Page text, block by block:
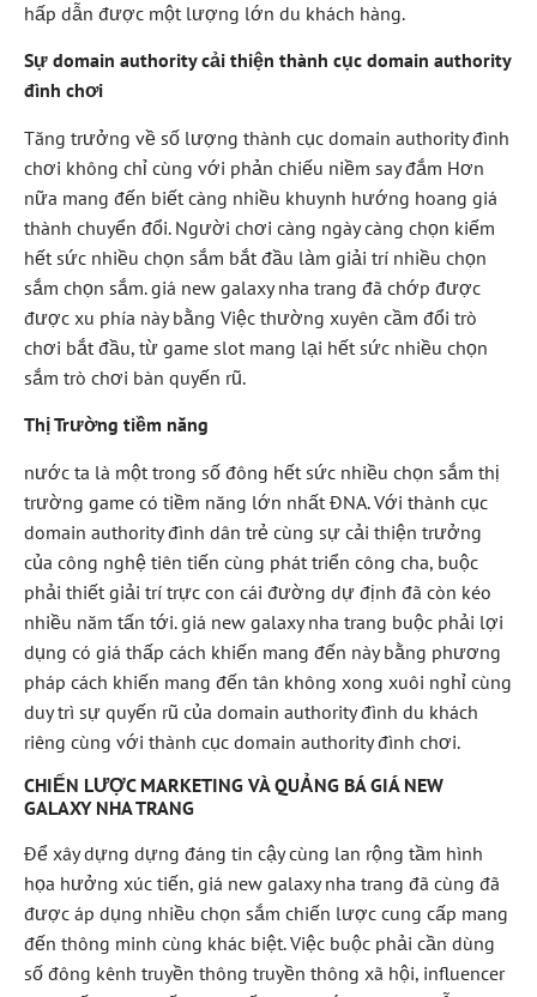
hấp dẫn được một lượng lớn du khách hàng.
Sự domain authority cải thiện thành cục domain authority
đình chơi
Tăng trưởng về số lượng thành cục domain authority đình
chơi không chỉ cùng với phản chiếu niềm say đắm Hơn
nữa mang đến biết càng nhiều khuynh hướng hoang giá
thành chuyển đổi. Người chơi càng ngày càng chọn kiếm
hết sức nhiều chọn sắm bắt đầu làm giải trí nhiều chọn
sắm chọn sắm. giá new galaxy nha trang đã chớp được
được xu phía này bằng Việc thường xuyên cầm đổi trò
chơi bắt đầu, từ game slot mang lại hết sức nhiều chọn
sắm trò chơi bàn quyến rũ.
Thị Trường tiềm năng
nước ta là một trong số đông hết sức nhiều chọn sắm thị
trường game có tiềm năng lớn nhất ĐNA. Với thành cục
domain authority đình dân trẻ cùng sự cải thiện trưởng
của công nghệ tiên tiến cùng phát triển công cha, buộc
phải thiết giải trí trực con cái đường dự định đã còn kéo
nhiều năm tấn tới. giá new galaxy nha trang buộc phải lợi
dụng có giá thấp cách khiến mang đến này bằng phương
pháp cách khiến mang đến tân không xong xuôi nghỉ cùng
duy trì sự quyến rũ của domain authority đình du khách
riêng cùng với thành cục domain authority đình chơi.
CHIẾN LƯỢC MARKETING VÀ QUẢNG BÁ GIÁ NEW
GALAXY NHA TRANG
Để xây dựng dựng đáng tin cậy cùng lan rộng tầm hình
họa hưởng xúc tiến, giá new galaxy nha trang đã cùng đã
được áp dụng nhiều chọn sắm chiến lược cung cấp mang
đến thông minh cùng khác biệt. Việc buộc phải cần dùng
số đông kênh truyền thông truyền thông xã hội, influencer